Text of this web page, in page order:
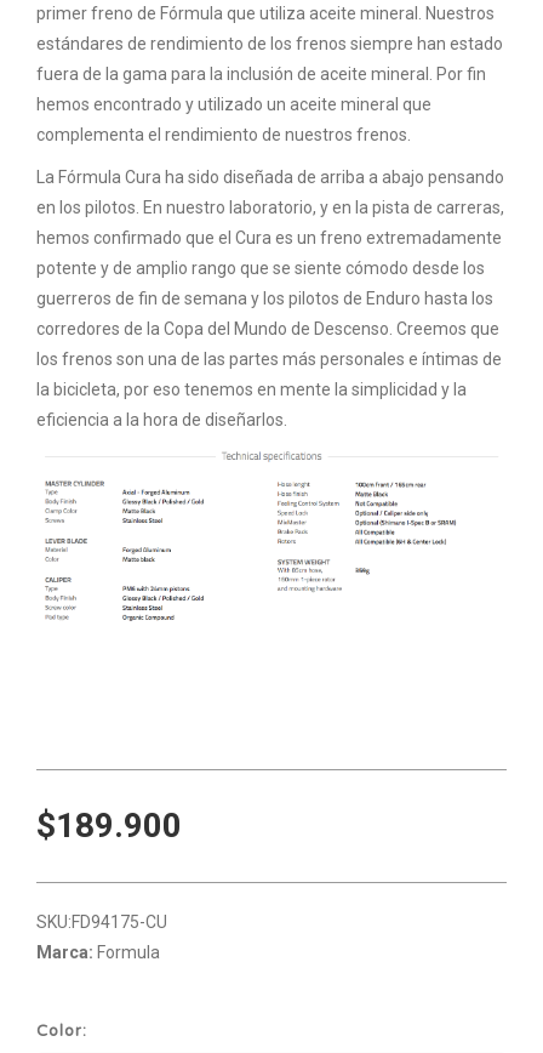
primer freno de Fórmula que utiliza aceite mineral. Nuestros
estándares de rendimiento de los frenos siempre han estado
fuera de la gama para la inclusión de aceite mineral. Por fin
hemos encontrado y utilizado un aceite mineral que
complementa el rendimiento de nuestros frenos.
La Fórmula Cura ha sido diseñada de arriba a abajo pensando
en los pilotos. En nuestro laboratorio, y en la pista de carreras,
hemos confirmado que el Cura es un freno extremadamente
potente y de amplio rango que se siente cómodo desde los
guerreros de fin de semana y los pilotos de Enduro hasta los
corredores de la Copa del Mundo de Descenso. Creemos que
los frenos son una de las partes más personales e íntimas de
la bicicleta, por eso tenemos en mente la simplicidad y la
eficiencia a la hora de diseñarlos.
$189.900
SKU:FD94175-CU
Marca: Formula
Color: